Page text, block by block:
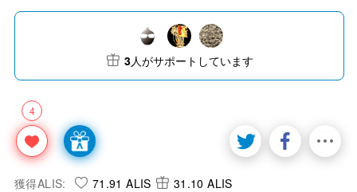
4
3人がサポートしています
獲得ALIS: 71.91 ALIS 31.10 ALIS